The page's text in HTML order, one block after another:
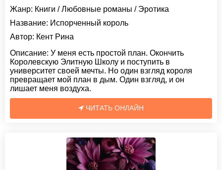
Жанр: Книги /Любовные романы / Эротика
Название: Испорченный король
Автор: Кент Рина
Описание: У меня есть простой план. Окончить
Королевскую Элитную Школу и поступить в
университет своей мечты. Но один взгляд короля
превращает мой план в дым. Один взгляд, и он
лишает меня воздуха.
ЧИТАТЬ ОНЛАЙН